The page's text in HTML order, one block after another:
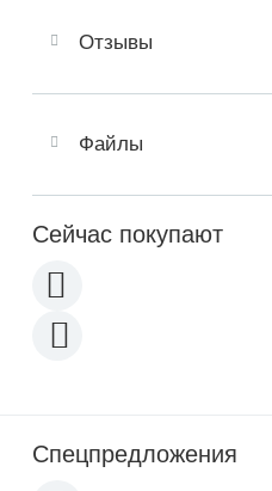
Отзывы
Файлы
Сейчас покупают
Спецпредложения